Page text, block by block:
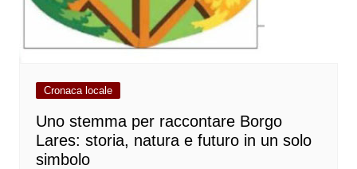
Cronaca locale
Uno stemma per raccontare Borgo
Lares: storia, natura e futuro in un solo
simbolo